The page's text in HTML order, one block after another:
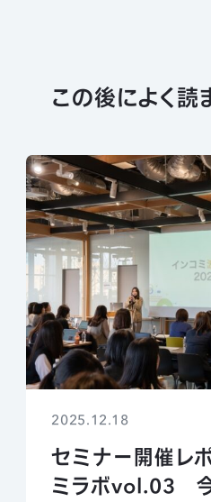
この後によく読
2025.12.18
セミナー開催レ
ミラボvol.03